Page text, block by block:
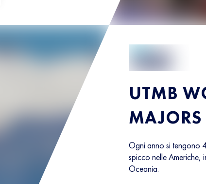
UTMB
MAJORS
Ogni anno si tengono
spicco nelle Americhe,
Oceania.